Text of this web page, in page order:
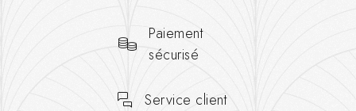
Paiement
sécurisé
Service client